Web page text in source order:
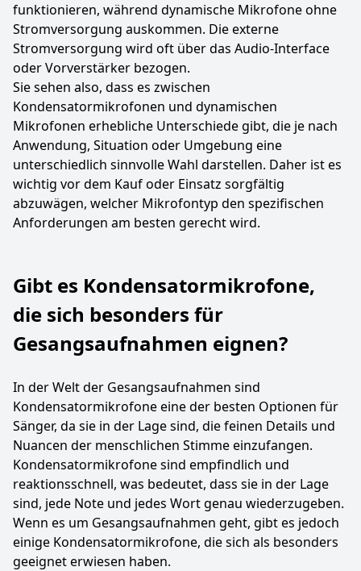
funktionieren, während dynamische Mikrofone ohne
Stromversorgung auskommen. Die externe
Stromversorgung wird oft über das Audio-Interface
oder Vorverstärker bezogen.
Sie sehen also, dass es zwischen
Kondensatormikrofonen und dynamischen
Mikrofonen erhebliche Unterschiede gibt, die je nach
Anwendung, Situation oder Umgebung eine
unterschiedlich sinnvolle Wahl darstellen. Daher ist es
wichtig vor dem Kauf oder Einsatz sorgfältig
abzuwägen, welcher Mikrofontyp den spezifischen
Anforderungen am besten gerecht wird.
Gibt es Kondensatormikrofone,
die sich besonders für
Gesangsaufnahmen eignen?
In der Welt der Gesangsaufnahmen sind
Kondensatormikrofone eine der besten Optionen für
Sänger, da sie in der Lage sind, die feinen Details und
Nuancen der menschlichen Stimme einzufangen.
Kondensatormikrofone sind empfindlich und
reaktionsschnell, was bedeutet, dass sie in der Lage
sind, jede Note und jedes Wort genau wiederzugeben.
Wenn es um Gesangsaufnahmen geht, gibt es jedoch
einige Kondensatormikrofone, die sich als besonders
geeignet erwiesen haben.